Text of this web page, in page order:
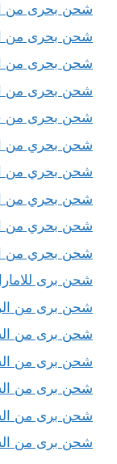
شحن بحرى من
شحن بحرى من
شحن بحرى من
شحن بحرى من
شحن بحرى من
شحن بحري من
شحن بحري من
شحن بحري من
شحن بحري من
شحن بحري من
شحن برى
شحن برى من
شحن برى من
شحن برى من
شحن برى من
شحن برى من
شحن برى من